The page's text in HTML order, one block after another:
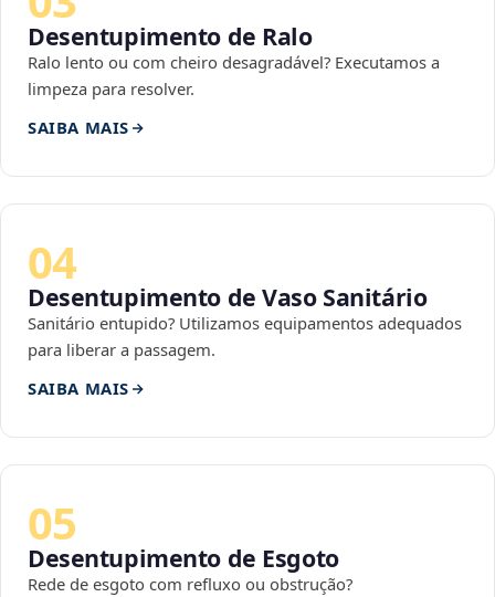
Desentupimento de Ralo
Ralo lento ou com cheiro desagradável? Executamos a
limpeza para resolver.
SAIBA MAIS
04
Desentupimento de Vaso Sanitário
Sanitário entupido? Utilizamos equipamentos adequados
para liberar a passagem.
SAIBA MAIS
05
Desentupimento de Esgoto
Rede de esgoto com refluxo ou obstrução?